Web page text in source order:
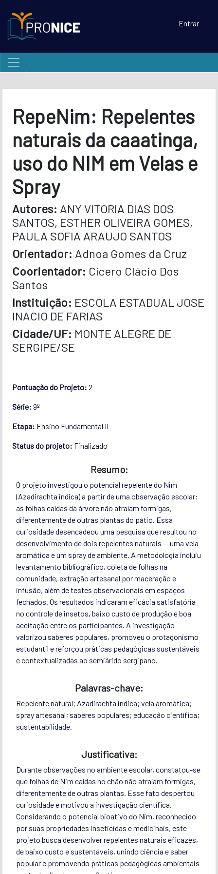
Entrar
RepeNim: Repelentes
naturais da caaatinga,
uso do NIM em Velas e
Spray
Autores: ANY VITORIA DIAS DOS
SANTOS, ESTHER OLIVEIRA GOMES,
PAULA SOFIA ARAUJO SANTOS
Orientador: Adnoa Gomes da Cruz
Coorientador: Cícero Clácio Dos
Santos
Instituição: ESCOLA ESTADUAL JOSE
INACIO DE FARIAS
Cidade/UF: MONTE ALEGRE DE
SERGIPE/SE
Pontuação do Projeto: 2
Série: 9º
Etapa: Ensino Fundamental II
Status do projeto: Finalizado
Resumo:
O projeto investigou o potencial repelente do Nim
(Azadirachta indica) a partir de uma observação escolar:
as folhas caídas da árvore não atraíam formigas,
diferentemente de outras plantas do pátio. Essa
curiosidade desencadeou uma pesquisa que resultou no
desenvolvimento de dois repelentes naturais — uma vela
aromática e um spray de ambiente. A metodologia incluiu
levantamento bibliográfico, coleta de folhas na
comunidade, extração artesanal por maceração e
infusão, além de testes observacionais em espaços
fechados. Os resultados indicaram eficácia satisfatória
no controle de insetos, baixo custo de produção e boa
aceitação entre os participantes. A investigação
valorizou saberes populares, promoveu o protagonismo
estudantil e reforçou práticas pedagógicas sustentáveis
e contextualizadas ao semiárido sergipano.
Palavras-chave:
Repelente natural; Azadirachta indica; vela aromática;
spray artesanal; saberes populares; educação científica;
sustentabilidade.
Justificativa:
Durante observações no ambiente escolar, constatou-se
que folhas de Nim caídas no chão não atraíam formigas,
diferentemente de outras plantas. Esse fato despertou
curiosidade e motivou a investigação científica.
Considerando o potencial bioativo do Nim, reconhecido
por suas propriedades inseticidas e medicinais, este
projeto busca desenvolver repelentes naturais eficazes,
de baixo custo e sustentáveis, unindo ciência e saber
popular e promovendo práticas pedagógicas ambientais